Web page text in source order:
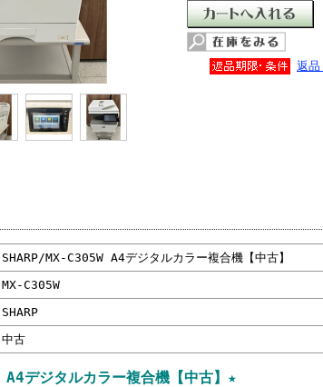
返品
SHARP/MX-C305W A4デジタルカラー複合機【中古】
MX-C305W
SHARP
中古
デジタルカラー複合機【中古】★